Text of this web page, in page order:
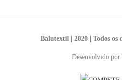
Balutextil | 2020 | Todos os
Desenvolvido por